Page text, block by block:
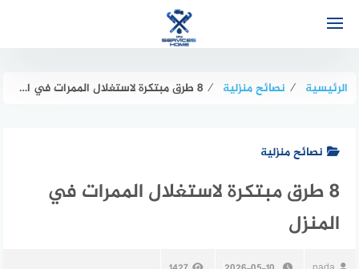
الرئيسية ⁄ نصائح منزلية ⁄ 8 طرق مبتكرة لاستغلال الممرات في المنزل
نصائح منزلية
8 طرق مبتكرة لاستغلال الممرات في
المنزل